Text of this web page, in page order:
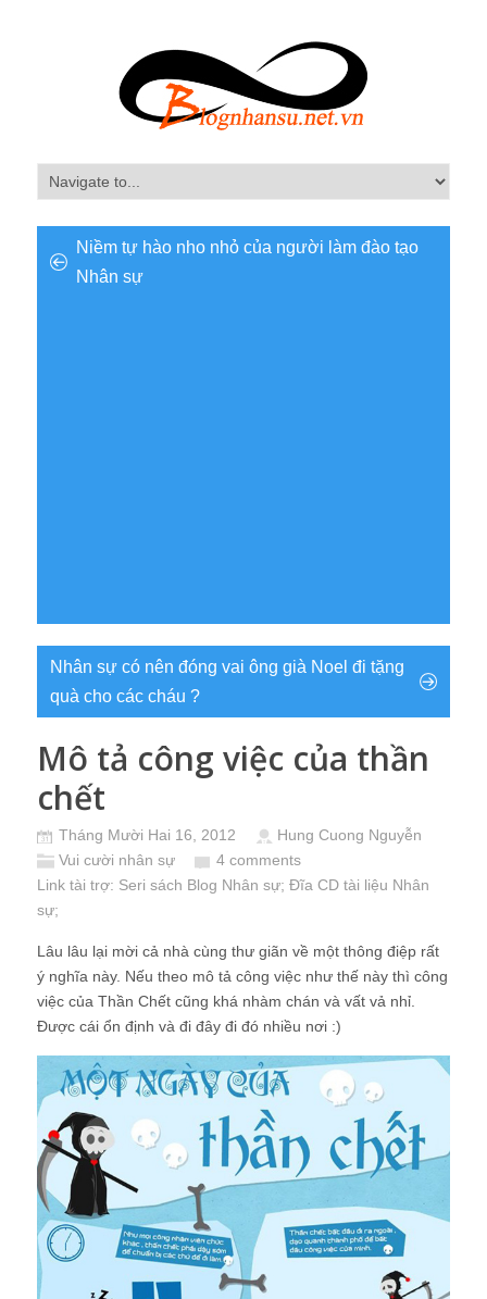
Niềm tự hào nho nhỏ của người làm đào tạo
Nhân sự
Nhân sự có nên đóng vai ông già Noel đi tặng
quà cho các cháu ?
Mô tả công việc của thần
chết
Tháng Mười Hai 16, 2012
Hung Cuong Nguyễn
Vui cười nhân sự
4 comments
Link tài trợ: Seri sách Blog Nhân sự; Đĩa CD tài liệu Nhân
sự;
Lâu lâu lại mời cả nhà cùng thư giãn về một thông điệp rất
ý nghĩa này. Nếu theo mô tả công việc như thế này thì công
việc của Thần Chết cũng khá nhàm chán và vất vả nhỉ.
Được cái ổn định và đi đây đi đó nhiều nơi :)